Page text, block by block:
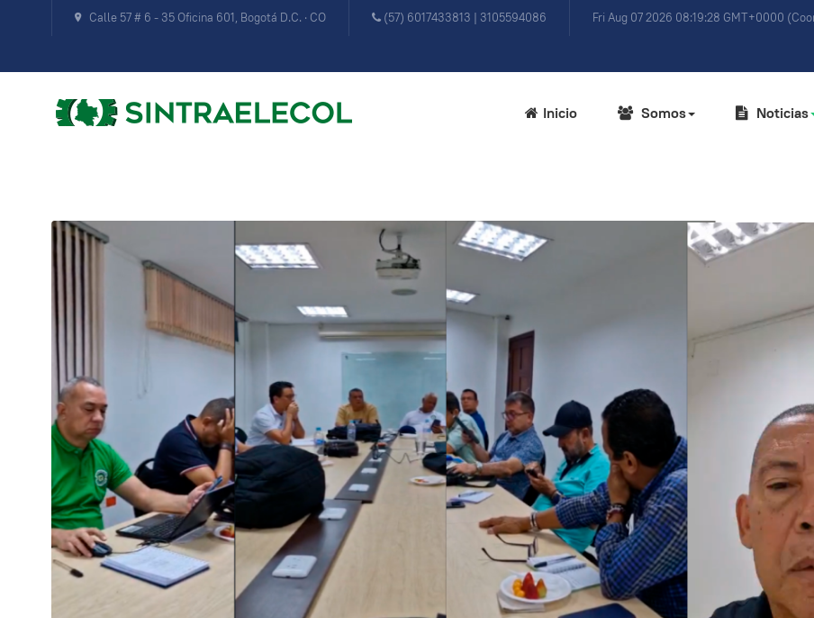
Calle 57 # 6 - 35 Oficina 601, Bogotá D.C. · CO (57) 6017433813 | 3105594086 Fri Aug 07 2026 08:19:28 GMT+0000
Inicio Somos Noticias